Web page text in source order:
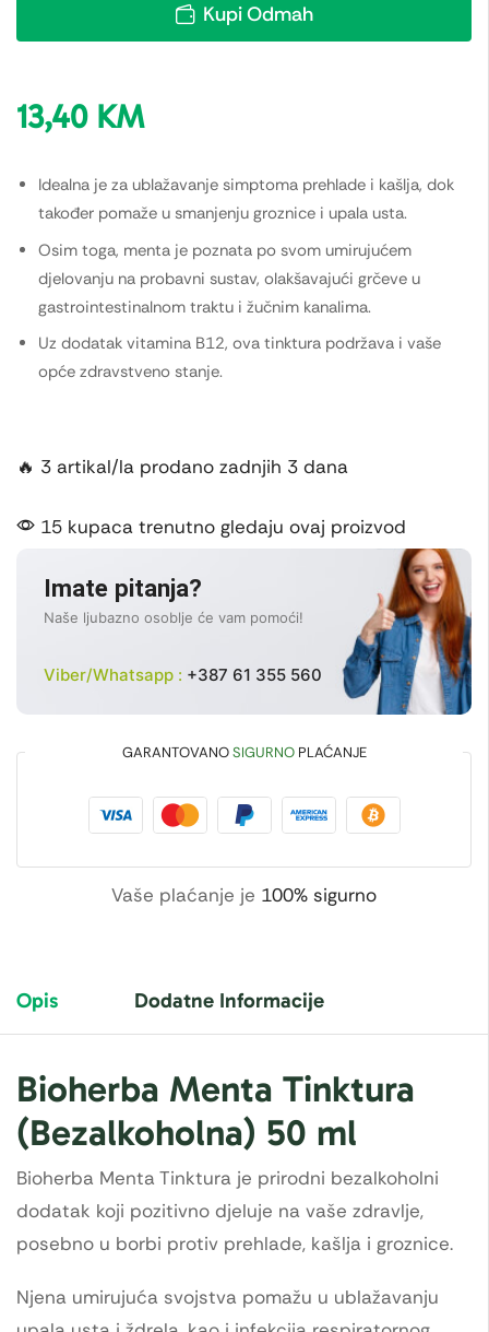
Kupi Odmah
13,40 KM
Idealna je za ublažavanje simptoma prehlade i kašlja, dok
također pomaže u smanjenju groznice i upala usta.
Osim toga, menta je poznata po svom umirujućem
djelovanju na probavni sustav, olakšavajući grčeve u
gastrointestinalnom traktu i žučnim kanalima.
Uz dodatak vitamina B12, ova tinktura podržava i vaše
opće zdravstveno stanje.
🔥 3 artikal/la prodano zadnjih 3 dana
15 kupaca trenutno gledaju ovaj proizvod
Imate pitanja?
Naše ljubazno osoblje će vam pomoći!
Viber/Whatsapp : +387 61 355 560
GARANTOVANOSIGURNOPLAĆANJE
Vaše plaćanje je 100% sigurno
Opis Dodatne Informacije
Bioherba Menta Tinktura
(Bezalkoholna) 50 ml
Bioherba Menta Tinktura je prirodni bezalkoholni
dodatak koji pozitivno djeluje na vaše zdravlje,
posebno u borbi protiv prehlade, kašlja i groznice.
Njena umirujuća svojstva pomažu u ublažavanju